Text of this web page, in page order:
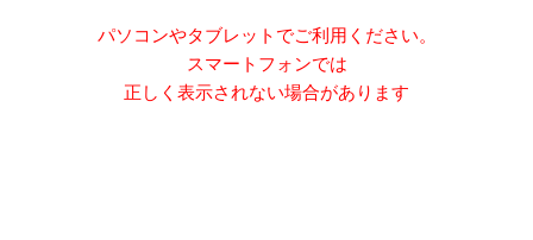
パソコンやタブレットでご利用ください。
スマートフォンでは
正しく表示されない場合があります